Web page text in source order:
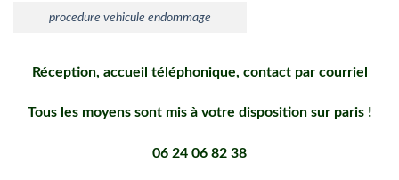
procedure vehicule endommage
Réception, accueil téléphonique, contact par courriel
Tous les moyens sont mis à votre disposition sur paris !
06 24 06 82 38